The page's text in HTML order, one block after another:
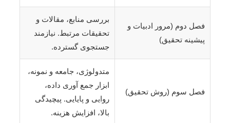
فصل دوم (مرور ادبیات و
پیشینه تحقیق)
بررسی منابع، مقالات و
تحقیقات مرتبط. نیازمند
جستجوی گسترده.
فصل سوم (روش تحقیق)
متدولوژی، جامعه و نمونه،
ابزار جمع آوری داده،
روایی و پایایی. پیچیدگی
بالا، افزایش هزینه.